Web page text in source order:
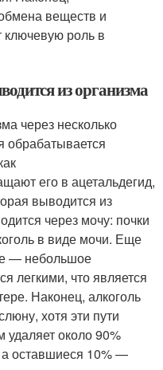
веществ и
ключевую роль в
из организма
через несколько
обрабатывается
его в ацетальдегид,
выводится из
через мочу: почки
в виде мочи. Еще
— небольшое
легкими, что является
Наконец, алкоголь
хотя эти пути
удаляет около 90%
а оставшиеся 10% —